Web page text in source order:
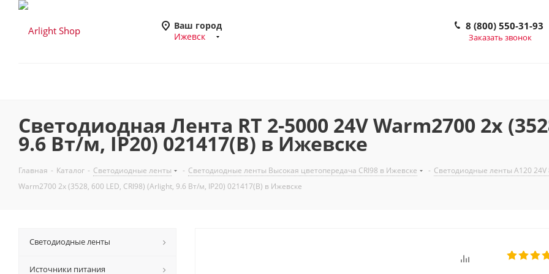
Ваш город
Ижевск
8 (800) 550-31-93
Заказать звонок
Светодиодная Лента RT 2-5000 24V Warm2700 2x
9.6 Вт/м, IP20) 021417(B) в Ижевске
Главная - Каталог - Светодиодные ленты - Светодиодные ленты Высокая цветопередача CRI98 в Ижевске - Светодиодные ленты A120
Warm2700 2x (3528, 600 LED, CRI98) (Arlight, 9.6 Вт/м, IP20) 021417(B) в Ижевске
Светодиодные ленты
Источники питания